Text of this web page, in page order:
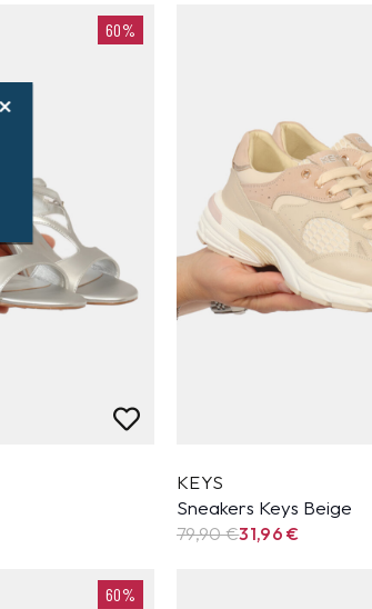
60%
KEYS
Sneakers Keys Beige
79,90€31,96€
60%